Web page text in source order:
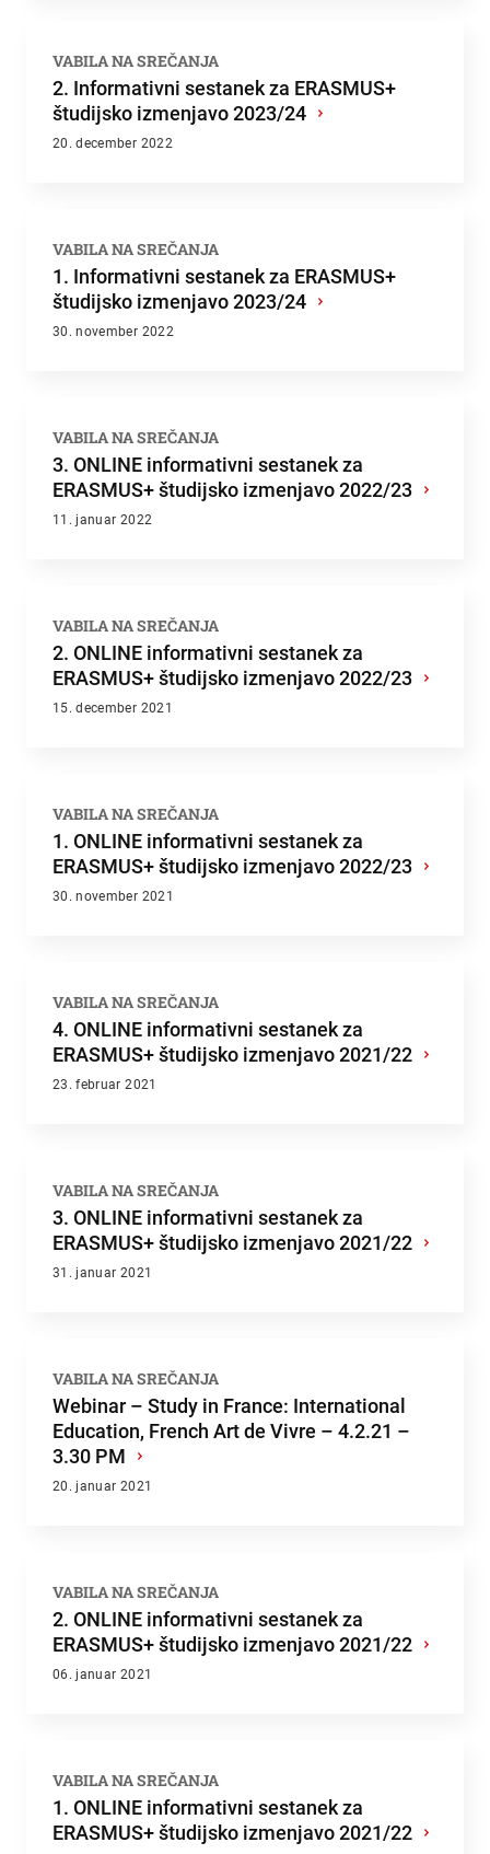
VABILA NA SREČANJA
2. Informativni sestanek za ERASMUS+
študijsko izmenjavo 2023/24 ›
20. december 2022
VABILA NA SREČANJA
1. Informativni sestanek za ERASMUS+
študijsko izmenjavo 2023/24 ›
30. november 2022
VABILA NA SREČANJA
3. ONLINE informativni sestanek za
ERASMUS+ študijsko izmenjavo 2022/23 ›
11. januar 2022
VABILA NA SREČANJA
2. ONLINE informativni sestanek za
ERASMUS+ študijsko izmenjavo 2022/23 ›
15. december 2021
VABILA NA SREČANJA
1. ONLINE informativni sestanek za
ERASMUS+ študijsko izmenjavo 2022/23 ›
30. november 2021
VABILA NA SREČANJA
4. ONLINE informativni sestanek za
ERASMUS+ študijsko izmenjavo 2021/22 ›
23. februar 2021
VABILA NA SREČANJA
3. ONLINE informativni sestanek za
ERASMUS+ študijsko izmenjavo 2021/22 ›
31. januar 2021
VABILA NA SREČANJA
Webinar – Study in France: International
Education, French Art de Vivre – 4.2.21 –
3.30 PM ›
20. januar 2021
VABILA NA SREČANJA
2. ONLINE informativni sestanek za
ERASMUS+ študijsko izmenjavo 2021/22 ›
06. januar 2021
VABILA NA SREČANJA
1. ONLINE informativni sestanek za
ERASMUS+ študijsko izmenjavo 2021/22 ›